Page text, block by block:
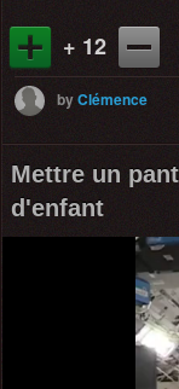
+ 12
byClémence
Mettre un
d'enfant